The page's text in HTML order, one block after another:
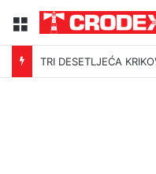
Menu
TRI DESETLJEĆA